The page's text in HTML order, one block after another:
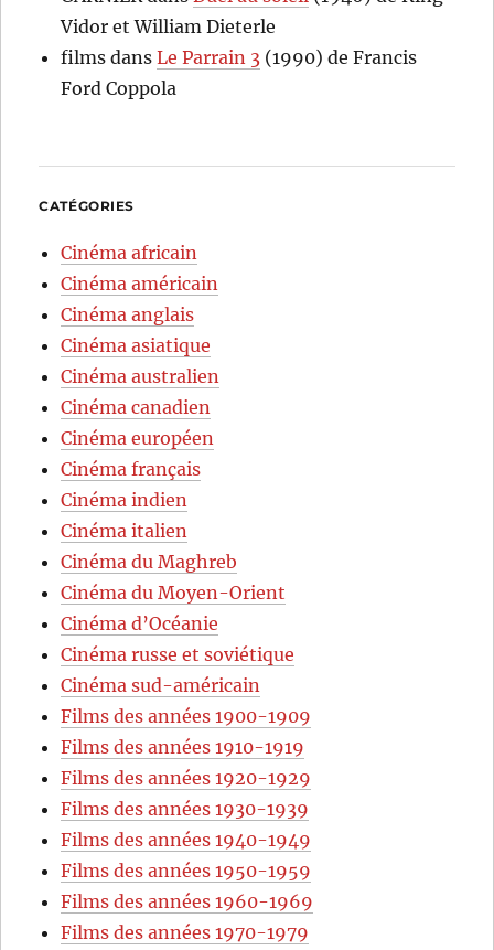
Vidor et William Dieterle
films dansLe Parrain 3 (1990) de Francis
Ford Coppola
CATÉGORIES
Cinéma africain
Cinéma américain
Cinéma anglais
Cinéma asiatique
Cinéma australien
Cinéma canadien
Cinéma européen
Cinéma français
Cinéma indien
Cinéma italien
Cinéma du Maghreb
Cinéma du Moyen-Orient
Cinéma d’Océanie
Cinéma russe et soviétique
Cinéma sud-américain
Films des années 1900-1909
Films des années 1910-1919
Films des années 1920-1929
Films des années 1930-1939
Films des années 1940-1949
Films des années 1950-1959
Films des années 1960-1969
Films des années 1970-1979